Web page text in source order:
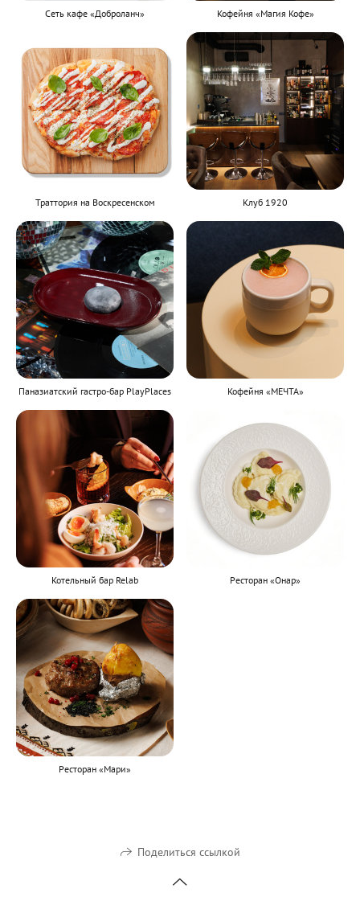
Сеть кафе «Доброланч» Кофейня «Магия Кофе»
Траттория на Воскресенском Клуб 1920
Паназиатский гастро-бар PlayPlaces Кофейня «МЕЧТА»
Котельный бар Relab Ресторан «Онар»
Ресторан «Мари»
Поделиться ссылкой